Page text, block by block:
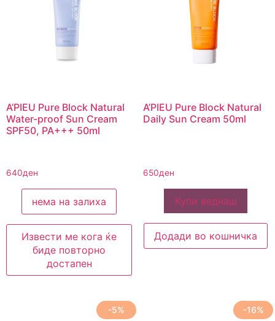
A’PIEU Pure Block Natural
Water-proof Sun Cream
SPF50, PA+++ 50ml
640ден
нема на залиха
Извести ме кога ќе
биде повторно
достапен
A’PIEU Pure Block Natural
Daily Sun Cream 50ml
650ден
Купи веднаш
Додади во кошничка
-5% -16%